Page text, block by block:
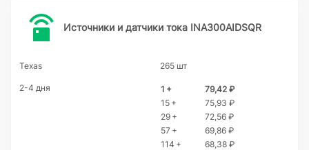
Источники и датчики тока INA300AIDSQR
Texas 265 шт
2-4 дня 1 +
79,42 ₽
15 +
75,93 ₽
29 +
72,56 ₽
57 +
69,86 ₽
114 +
68,38 ₽